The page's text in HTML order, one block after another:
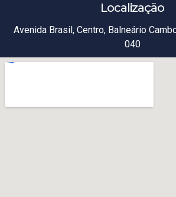
Localização
Avenida Brasil, Centro, Balneário
040